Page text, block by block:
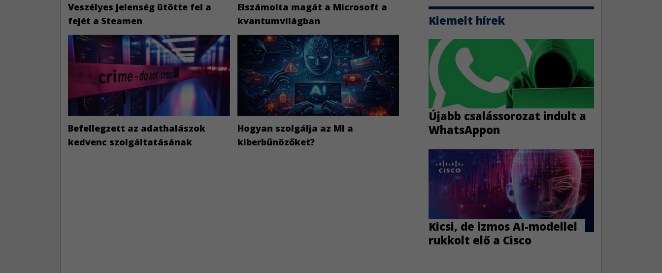
Veszélyes jelenség ütötte fel a
fejét a Steamen
Elszámolta magát a Microsoft a
kvantumvilágban
Befellegzett az adathalászok
kedvenc szolgáltatásának
Hogyan szolgálja az MI a
kiberbűnözőket?
Kiemelt hírek
Újabb csalássorozat indult a
WhatsAppon
Kicsi, de izmos AI-modellel
rukkolt elő a Cisco